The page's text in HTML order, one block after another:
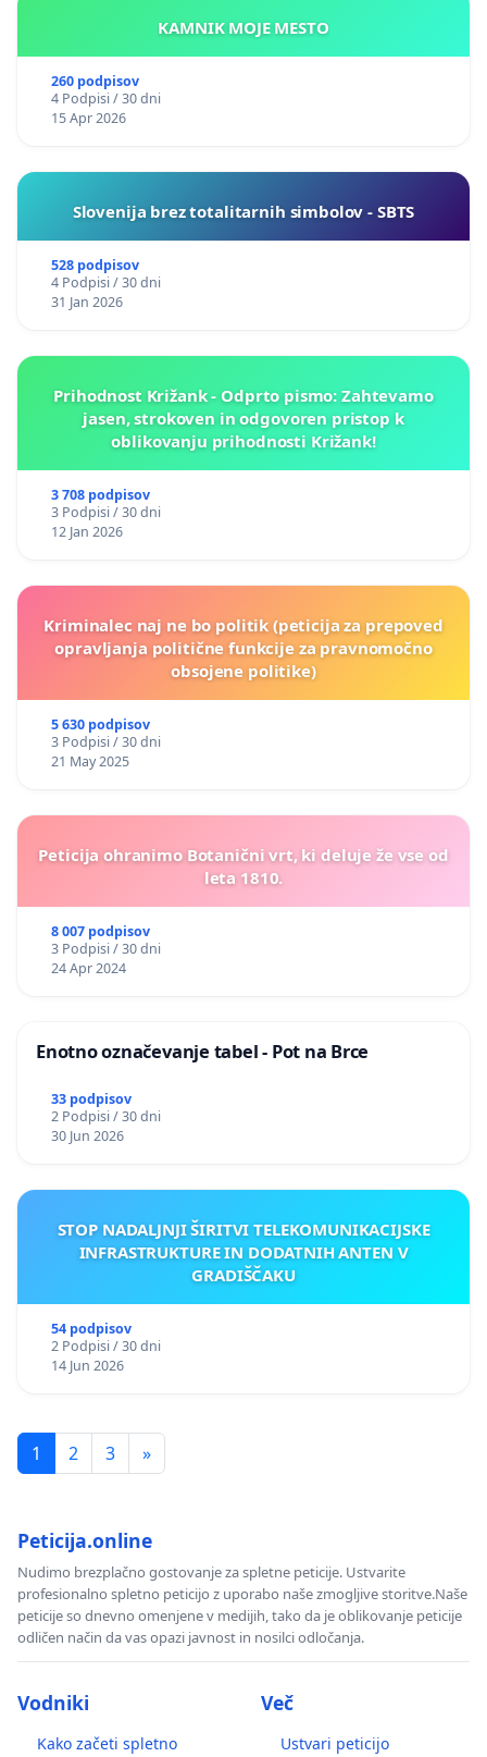
KAMNIK MOJE MESTO
260 podpisov
4 Podpisi / 30 dni
15 Apr 2026
Slovenija brez totalitarnih simbolov - SBTS
528 podpisov
4 Podpisi / 30 dni
31 Jan 2026
Prihodnost Križank - Odprto pismo: Zahtevamo
jasen, strokoven in odgovoren pristop k
oblikovanju prihodnosti Križank!
3 708 podpisov
3 Podpisi / 30 dni
12 Jan 2026
Kriminalec naj ne bo politik (peticija za prepoved
opravljanja politične funkcije za pravnomočno
obsojene politike)
5 630 podpisov
3 Podpisi / 30 dni
21 May 2025
Peticija ohranimo Botanični vrt, ki deluje že vse od
leta 1810.
8 007 podpisov
3 Podpisi / 30 dni
24 Apr 2024
Enotno označevanje tabel - Pot na Brce
33 podpisov
2 Podpisi / 30 dni
30 Jun 2026
STOP NADALJNJI ŠIRITVI TELEKOMUNIKACIJSKE
INFRASTRUKTURE IN DODATNIH ANTEN V
GRADIŠČAKU
54 podpisov
2 Podpisi / 30 dni
14 Jun 2026
1 2 3 »
Peticija.online
Nudimo brezplačno gostovanje za spletne peticije. Ustvarite
profesionalno spletno peticijo z uporabo naše zmogljive storitve.Naše
peticije so dnevno omenjene v medijih, tako da je oblikovanje peticije
odličen način da vas opazi javnost in nosilci odločanja.
Vodniki
Kako začeti spletno
Več
Ustvari peticijo